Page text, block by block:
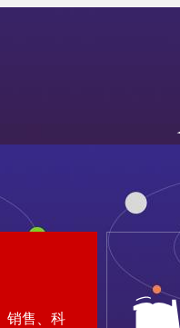
销售、科